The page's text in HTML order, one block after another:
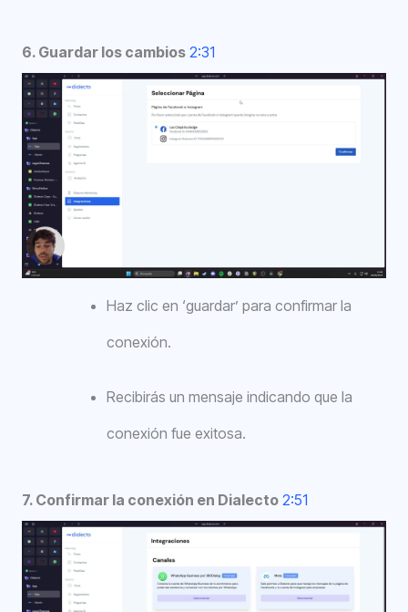
6. Guardar los cambios 2:31
Haz clic en ‘guardar’ para confirmar la
conexión.
Recibirás un mensaje indicando que la
conexión fue exitosa.
7. Confirmar la conexión en Dialecto 2:51